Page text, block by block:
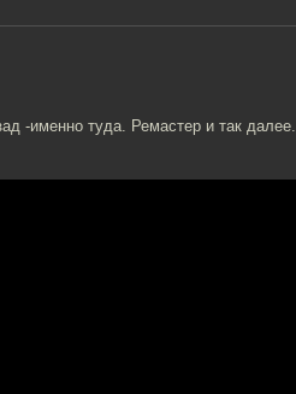
-именно туда. Ремастер и так далее.